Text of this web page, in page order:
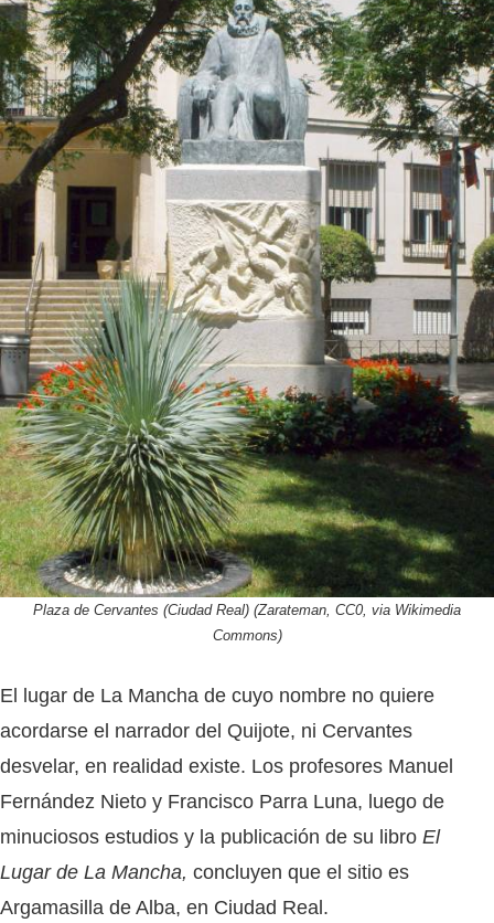
Plaza de Cervantes (Ciudad Real) (Zarateman, CC0, via Wikimedia
Commons)
El lugar de La Mancha de cuyo nombre no quiere
acordarse el narrador del Quijote, ni Cervantes
desvelar, en realidad existe. Los profesores Manuel
Fernández Nieto y Francisco Parra Luna, luego de
minuciosos estudios y la publicación de su libro El
Lugar de La Mancha, concluyen que el sitio es
Argamasilla de Alba, en Ciudad Real.